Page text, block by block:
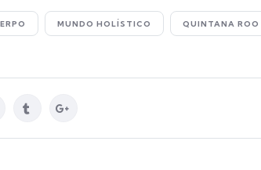
MUNDO HOLÍSTICO QUINTANA ROO